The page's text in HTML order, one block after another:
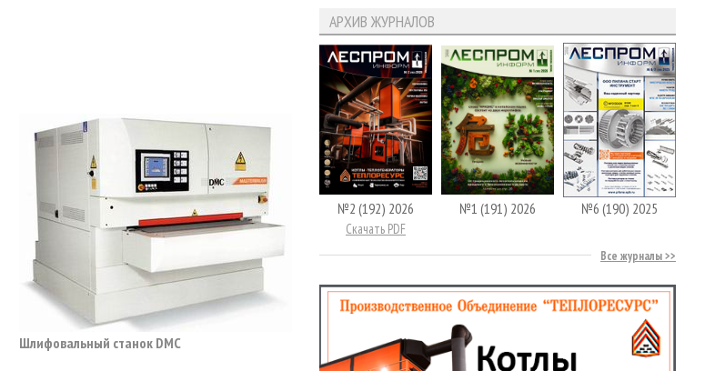
Шлифовальный станок DMC
АРХИВ ЖУРНАЛОВ
№2 (192) 2026
Скачать PDF
№1 (191) 2026 №6 (190) 2025
Все журналы